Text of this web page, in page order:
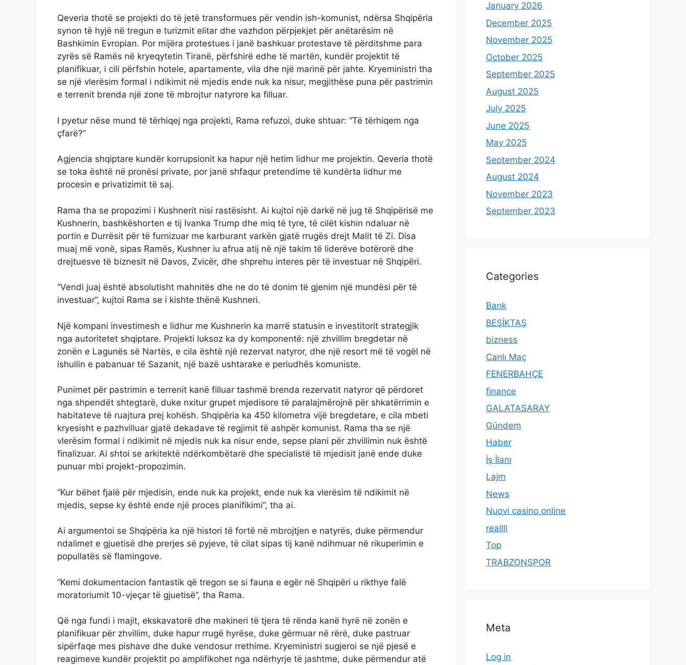
Qeveria thotë se projekti do të jetë transformues për vendin ish-komunist, ndërsa Shqipëria
synon të hyjë në tregun e turizmit elitar dhe vazhdon përpjekjet për anëtarësim në
Bashkimin Evropian. Por mijëra protestues i janë bashkuar protestave të përditshme para
zyrës së Ramës në kryeqytetin Tiranë, përfshirë edhe të martën, kundër projektit të
planifikuar, i cili përfshin hotele, apartamente, vila dhe një marinë për jahte. Kryeministri tha
se një vlerësim formal i ndikimit në mjedis ende nuk ka nisur, megjithëse puna për pastrimin
e terrenit brenda një zone të mbrojtur natyrore ka filluar.
I pyetur nëse mund të tërhiqej nga projekti, Rama refuzoi, duke shtuar: “Të tërhiqem nga
çfarë?”
Agjencia shqiptare kundër korrupsionit ka hapur një hetim lidhur me projektin. Qeveria thotë
se toka është në pronësi private, por janë shfaqur pretendime të kundërta lidhur me
procesin e privatizimit të saj.
Rama tha se propozimi i Kushnerit nisi rastësisht. Ai kujtoi një darkë në jug të Shqipërisë me
Kushnerin, bashkëshorten e tij Ivanka Trump dhe miq të tyre, të cilët kishin ndaluar në
portin e Durrësit për të furnizuar me karburant varkën gjatë rrugës drejt Malit të Zi. Disa
muaj më vonë, sipas Ramës, Kushner iu afrua atij në një takim të liderëve botërorë dhe
drejtuesve të biznesit në Davos, Zvicër, dhe shprehu interes për të investuar në Shqipëri.
“Vendi juaj është absolutisht mahnitës dhe ne do të donim të gjenim një mundësi për të
investuar”, kujtoi Rama se i kishte thënë Kushneri.
Një kompani investimesh e lidhur me Kushnerin ka marrë statusin e investitorit strategjik
nga autoritetet shqiptare. Projekti luksoz ka dy komponentë: një zhvillim bregdetar në
zonën e Lagunës së Nartës, e cila është një rezervat natyror, dhe një resort më të vogël në
ishullin e pabanuar të Sazanit, një bazë ushtarake e periudhës komuniste.
Punimet për pastrimin e terrenit kanë filluar tashmë brenda rezervatit natyror që përdoret
nga shpendët shtegtarë, duke nxitur grupet mjedisore të paralajmërojnë për shkatërrimin e
habitateve të ruajtura prej kohësh. Shqipëria ka 450 kilometra vijë bregdetare, e cila mbeti
kryesisht e pazhvilluar gjatë dekadave të regjimit të ashpër komunist. Rama tha se një
vlerësim formal i ndikimit në mjedis nuk ka nisur ende, sepse plani për zhvillimin nuk është
finalizuar. Ai shtoi se arkitektë ndërkombëtarë dhe specialistë të mjedisit janë ende duke
punuar mbi projekt-propozimin.
“Kur bëhet fjalë për mjedisin, ende nuk ka projekt, ende nuk ka vlerësim të ndikimit në
mjedis, sepse ky është ende një proces planifikimi”, tha ai.
Ai argumentoi se Shqipëria ka një histori të fortë në mbrojtjen e natyrës, duke përmendur
ndalimet e gjuetisë dhe prerjes së pyjeve, të cilat sipas tij kanë ndihmuar në rikuperimin e
popullatës së flamingove.
“Kemi dokumentacion fantastik që tregon se si fauna e egër në Shqipëri u rikthye falë
moratoriumit 10-vjeçar të gjuetisë”, tha Rama.
Që nga fundi i majit, ekskavatorë dhe makineri të tjera të rënda kanë hyrë në zonën e
planifikuar për zhvillim, duke hapur rrugë hyrëse, duke gërmuar në rërë, duke pastruar
sipërfaqe mes pishave dhe duke vendosur rrethime. Kryeministri sugjeroi se një pjesë e
reagimeve kundër projektit po amplifikohet nga ndërhyrje të jashtme, duke përmendur atë
January 2026
December 2025
November 2025
October 2025
September 2025
August 2025
July 2025
June 2025
May 2025
September 2024
August 2024
November 2023
September 2023
Categories
Bank
BEŞİKTAŞ
bizness
Canlı Maç
FENERBAHÇE
finance
GALATASARAY
Gündem
Haber
İş İlanı
Lajm
News
Nuovi casino online
reallll
Top
TRABZONSPOR
Meta
Log in